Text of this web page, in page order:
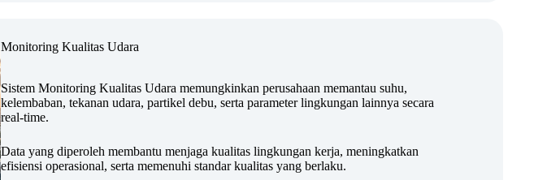
Monitoring Kualitas Udara
Sistem Monitoring Kualitas Udara memungkinkan perusahaan memantau suhu,
kelembaban, tekanan udara, partikel debu, serta parameter lingkungan lainnya secara
real-time.
Data yang diperoleh membantu menjaga kualitas lingkungan kerja, meningkatkan
efisiensi operasional, serta memenuhi standar kualitas yang berlaku.